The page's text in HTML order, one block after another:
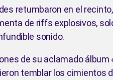
retumbaron en el
de riffs explosivos,
sonido.
de su aclamado
temblar los cimientos